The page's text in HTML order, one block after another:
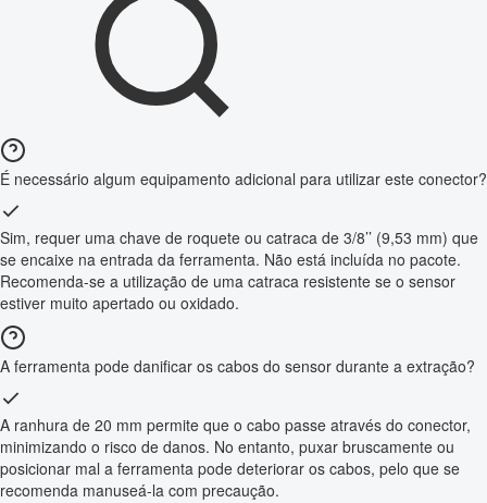
É necessário algum equipamento adicional para utilizar este conector?
Sim, requer uma chave de roquete ou catraca de 3/8’’ (9,53 mm) que
se encaixe na entrada da ferramenta. Não está incluída no pacote.
Recomenda-se a utilização de uma catraca resistente se o sensor
estiver muito apertado ou oxidado.
A ferramenta pode danificar os cabos do sensor durante a extração?
A ranhura de 20 mm permite que o cabo passe através do conector,
minimizando o risco de danos. No entanto, puxar bruscamente ou
posicionar mal a ferramenta pode deteriorar os cabos, pelo que se
recomenda manuseá-la com precaução.